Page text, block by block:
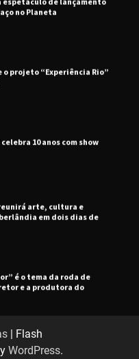
arte, cultura e
é o tema da roda de
2025
| Flash
WordPress.